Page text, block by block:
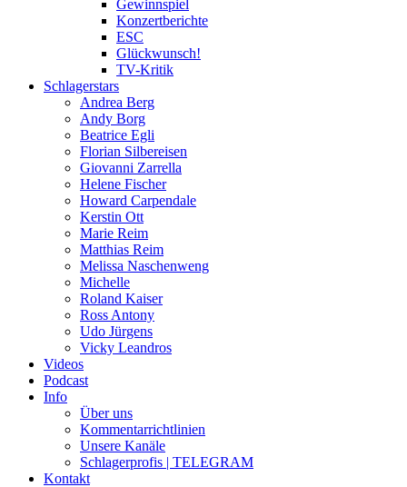
Gewinnspiel
Konzertberichte
ESC
Glückwunsch!
TV-Kritik
Schlagerstars
Andrea Berg
Andy Borg
Beatrice Egli
Florian Silbereisen
Giovanni Zarrella
Helene Fischer
Howard Carpendale
Kerstin Ott
Marie Reim
Matthias Reim
Melissa Naschenweng
Michelle
Roland Kaiser
Ross Antony
Udo Jürgens
Vicky Leandros
Videos
Podcast
Info
Über uns
Kommentarrichtlinien
Unsere Kanäle
Schlagerprofis | TELEGRAM
Kontakt